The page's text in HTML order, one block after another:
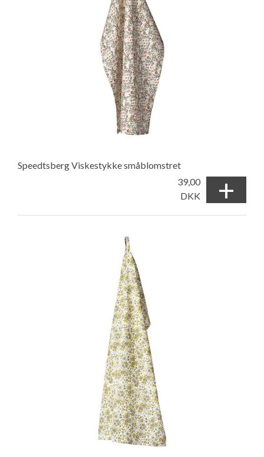
Speedtsberg Viskestykke småblomstret
39,00
DKK
+